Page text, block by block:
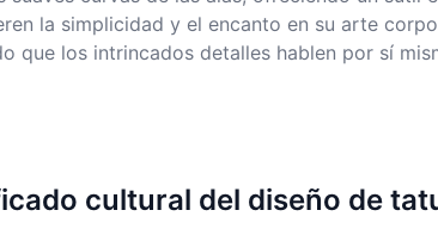
la simplicidad y el encanto en su arte
que los intrincados detalles hablen por sí
cultural del diseño de